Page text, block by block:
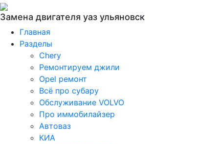
Замена двигателя уаз ульяновск
Главная
Разделы
Chery
Ремонтируем джили
Opel ремонт
Всё про субару
Обслуживание VOLVO
Про иммобилайзер
Автоваз
КИА